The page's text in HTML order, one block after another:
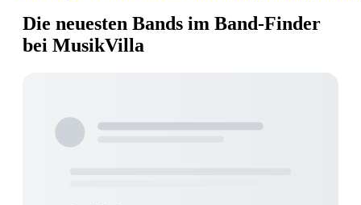
Die neuesten Bands im Band-Finder
bei MusikVilla